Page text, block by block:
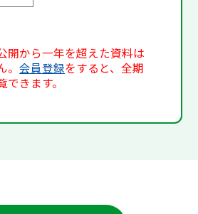
開から一年を超えた資料は
。会員登録をすると、全期
きます。